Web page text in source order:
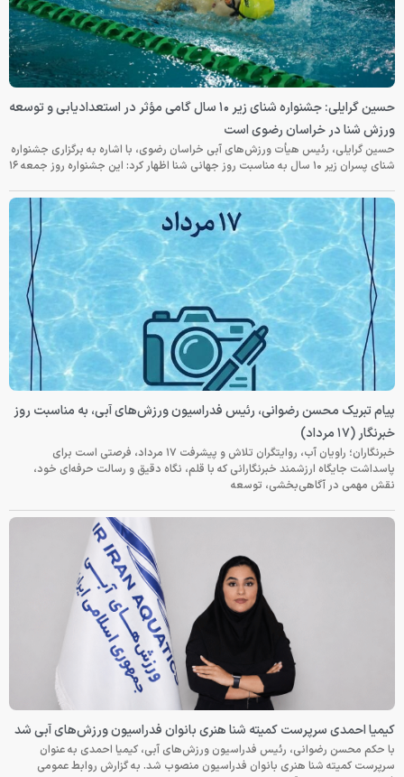
حسین گرایلی: جشنواره شنای زیر ۱۰ سال گامی مؤثر در استعدادیابی و توسعه
ورزش شنا در خراسان رضوی است
حسین گرایلی، رئیس هیأت ورزش‌های آبی خراسان رضوی، با اشاره به برگزاری جشنواره
شنای پسران زیر ۱۰ سال به مناسبت روز جهانی شنا اظهار کرد: این جشنواره روز جمعه‌ ۱۶
پیام تبریک محسن رضوانی، رئیس فدراسیون ورزش‌های آبی، به مناسبت روز
خبرنگار (۱۷ مرداد)
خبرنگاران؛ راویان آب، روایتگران تلاش و پیشرفت ۱۷ مرداد، فرصتی است برای
پاسداشت جایگاه ارزشمند خبرنگارانی که با قلم، نگاه دقیق و رسالت حرفه‌ای خود،
نقش مهمی در آگاهی‌بخشی، توسعه
کیمیا احمدی سرپرست کمیته شنا هنری بانوان فدراسیون ورزش‌های آبی شد
با حکم محسن رضوانی، رئیس فدراسیون ورزش‌های آبی، کیمیا احمدی به عنوان
سرپرست کمیته شنا هنری بانوان فدراسیون منصوب شد. به گزارش روابط عمومی